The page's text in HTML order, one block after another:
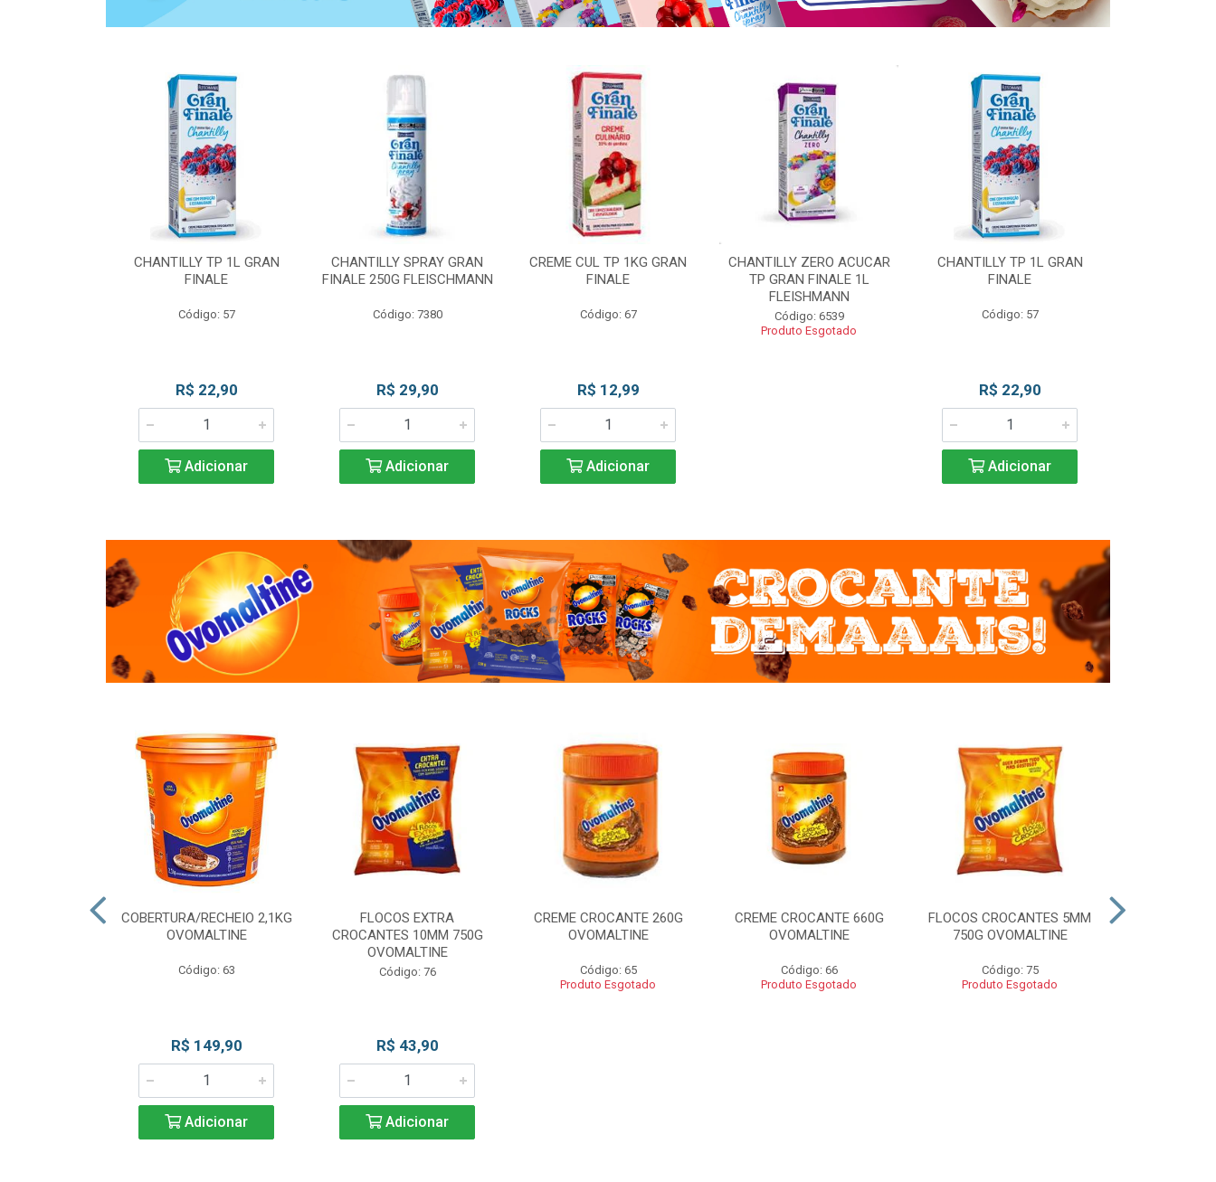
CHANTILLY TP 1L GRAN
FINALE
Código: 57
R$ 22,90
Adicionar
CHANTILLY SPRAY GRAN
FINALE 250G FLEISCHMANN
Código: 7380
R$ 29,90
Adicionar
CREME CUL TP 1KG GRAN
FINALE
Código: 67
R$ 12,99
Adicionar
CHANTILLY ZERO ACUCAR
TP GRAN FINALE 1L
FLEISHMANN
Código: 6539
Produto Esgotado
CHANTILLY TP 1L GRAN
FINALE
Código: 57
R$ 22,90
Adicionar
COBERTURA/RECHEIO 2,1KG
OVOMALTINE
Código: 63
R$ 149,90
Adicionar
FLOCOS EXTRA
CROCANTES 10MM 750G
OVOMALTINE
Código: 76
R$ 43,90
Adicionar
CREME CROCANTE 260G
OVOMALTINE
Código: 65
Produto Esgotado
CREME CROCANTE 660G
OVOMALTINE
Código: 66
Produto Esgotado
FLOCOS CROCANTES 5MM
750G OVOMALTINE
Código: 75
Produto Esgotado